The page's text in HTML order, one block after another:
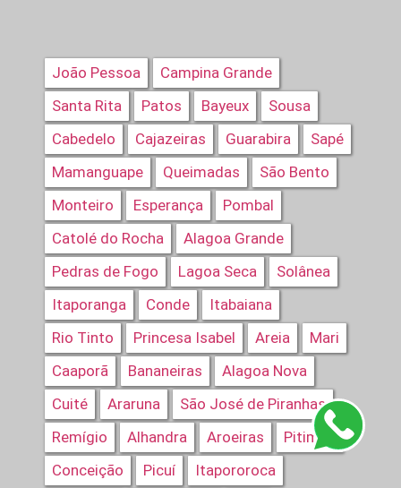
João Pessoa
Campina Grande
Santa Rita
Patos Bayeux
Sousa
Cabedelo
Cajazeiras Guarabira
Sapé
Mamanguape
Queimadas
São Bento
Monteiro
Esperança
Pombal
Catolé do Rocha
Alagoa Grande
Pedras de Fogo
Lagoa Seca
Solânea
Itaporanga
Conde
Itabaiana
Rio Tinto
Princesa Isabel Areia
Mari
Caaporã
Bananeiras
Alagoa Nova
Cuité
Araruna
São José de Piranhas
Remígio
Alhandra Aroeiras
Pitimbu
Conceição
Picuí Itapororoca